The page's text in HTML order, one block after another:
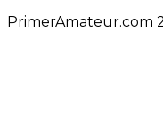
PrimerAmateur.com